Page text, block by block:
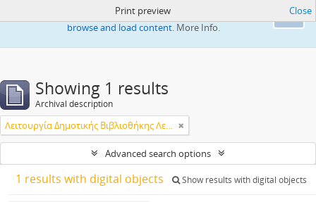
Ok
This website uses cookies to enhance your ability to
browse and load content. More Info.
Print preview Close
Showing 1 results
Archival description
Λειτουργία Δημοτικής Βιβλιοθήκης Λεμεσού
Advanced search options
1 results with digital objects Show results with digital objects